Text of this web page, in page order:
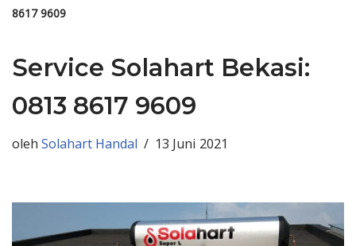
8617 9609
Service Solahart Bekasi:
0813 8617 9609
oleh Solahart Handal 13 Juni 2021